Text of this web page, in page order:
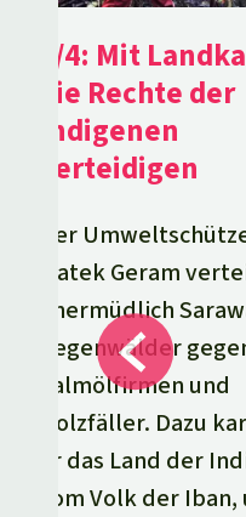
1/4: Mit
die Rechte der
Indigenen
verteidigen
Der
Matek Geram
unermüdlich
Regenwälder
Palmölfirmen und
Holzfäller. Dazu
er das Land der
vom Volk der Iban,